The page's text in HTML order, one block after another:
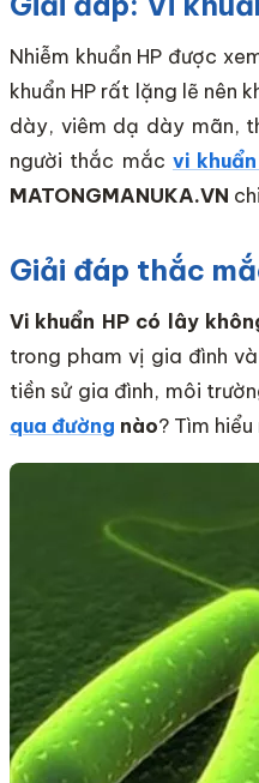
Nhiễm khuẩn HP được
khuẩn HP rất lặng lẽ nên
dày, viêm dạ dày mãn,
người thắc mắc vi
MATONGMANUKA.VN
Giải đáp thắc
Vi khuẩn HP có lây
trong pham vị gia đình
tiền sử gia đình, môi
qua đường nào? Tìm